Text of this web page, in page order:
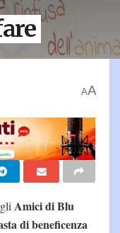
AA
Amici di Blu
di beneficenza